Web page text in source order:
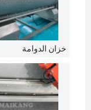
خزان الدوامة